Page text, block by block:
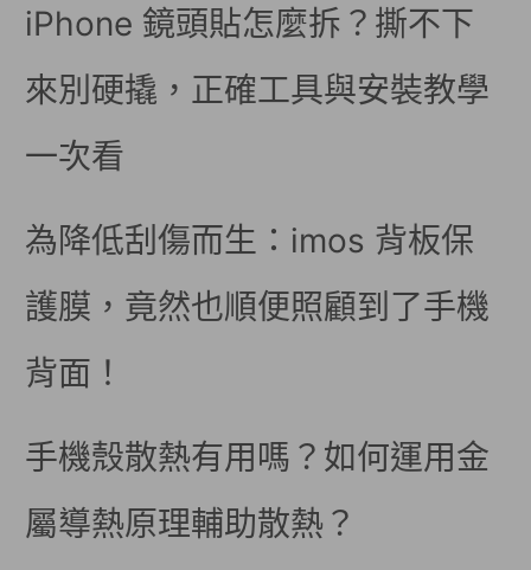
iPhone 鏡頭貼怎麼拆？撕不下
來別硬撬，正確工具與安裝教學
一次看
為降低刮傷而生：imos 背板保
護膜，竟然也順便照顧到了手機
背面！
手機殼散熱有用嗎？如何運用金
屬導熱原理輔助散熱？